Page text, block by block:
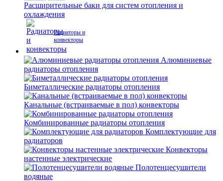
Расширительные баки для систем отопления и
охлаждения
Радиаторы и
конвекторы
Алюминиевые
радиаторы отопления
Биметаллические радиаторы отопления
Канальные (встраиваемые в пол) конвекторы
Комбинированные радиаторы отопления
Комплектующие для
радиаторов
Конвекторы
настенные электрические
Полотенцесушители
водяные